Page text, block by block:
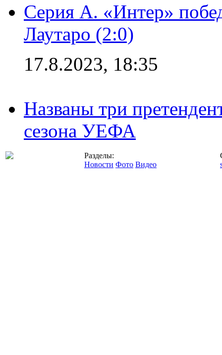
Серия А. «Интер»
Лаутаро (2:0)
17.8.2023, 18:35
Названы три
сезона УЕФА
Разделы:
Новости Фото Видео